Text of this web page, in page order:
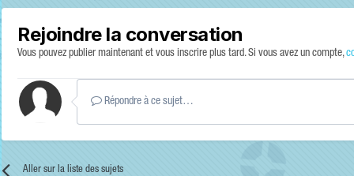
Rejoindre la conversation
Vous pouvez publier maintenant et vous inscrire plus tard. Si vous avez un compte,
Répondre à ce sujet…
Aller sur la liste des sujets